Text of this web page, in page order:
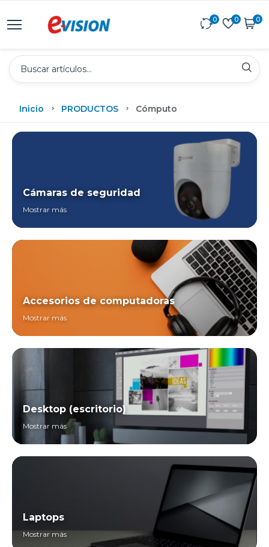
0 0 0
Inicio PRODUCTOS Cómputo
Cámaras de seguridad
Mostrar más
Accesorios de computadoras
Mostrar más
Desktop (escritorio)
Mostrar más
Laptops
Mostrar más